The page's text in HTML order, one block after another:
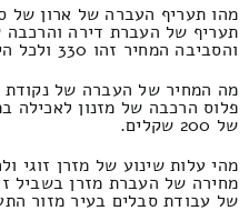
מהו תעריף העברה של ארון של
תעריף של העברת דירה והרכבה
והסביבה המחיר זהו 330 ולכל היותר 200 ש"ח.
מה המחיר של העברה של נקודת
פלוס הרכבה של מזנון לאכילה
של 200 שקלים.
מהי עלות שינוע של מזרן זוגי
מחירה של העברת מזרן בשביל
של עבודת סבלים בעיר מזור התעריף זהו 250